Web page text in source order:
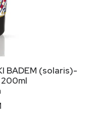
BADEM (solaris)-